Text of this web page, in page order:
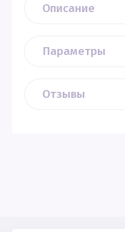
Описание
Параметры
Отзывы